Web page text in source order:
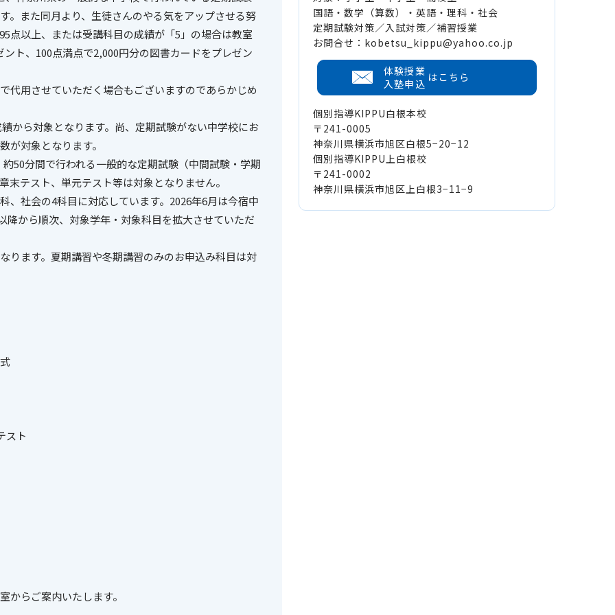
。また同月より、生徒さんのやる気をアップさせる努
点以上、または受講科目の成績が「5」の場合は教室
ト、100点満点で2,000円分の図書カードをプレゼン
用させていただく場合もございますのであらかじめ
から対象となります。尚、定期試験がない中学校にお
が対象となります。
50分間で行われる一般的な定期試験（中間試験・学期
テスト、単元テスト等は対象となりません。
社会の4科目に対応しています。2026年6月は今宿中
から順次、対象学年・対象科目を拡大させていただ
ます。夏期講習や冬期講習のみのお申込み科目は対
スト
らご案内いたします。
国語・数学（算数）・英語・理科・社会
定期試験対策／入試対策／補習授業
お問合せ：kobetsu_kippu@yahoo.co.jp
体験授業
入塾申込 はこちら
個別指導KIPPU白根本校
〒241-0005
神奈川県横浜市旭区白根5−20−12
個別指導KIPPU上白根校
〒241-0002
神奈川県横浜市旭区上白根3−11−9